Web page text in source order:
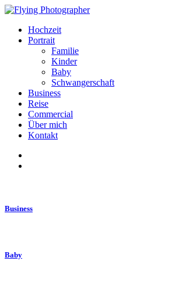
Hochzeit
Portrait
Familie
Kinder
Baby
Schwangerschaft
Business
Reise
Commercial
Über mich
Kontakt
Business
Baby